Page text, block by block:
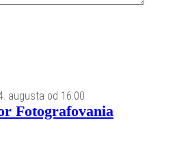
augusta od 16:00
Fotografovania